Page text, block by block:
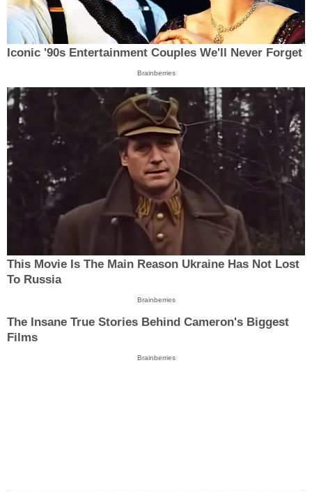
Iconic '90s Entertainment Couples We'll Never Forget
Brainberries
This Movie Is The Main Reason Ukraine Has Not Lost
To Russia
Brainberries
The Insane True Stories Behind Cameron's Biggest
Films
Brainberries